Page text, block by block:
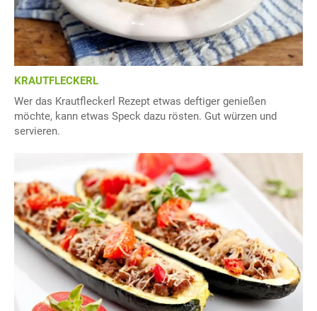
KRAUTFLECKERL
Wer das Krautfleckerl Rezept etwas deftiger genießen
möchte, kann etwas Speck dazu rösten. Gut würzen und
servieren.